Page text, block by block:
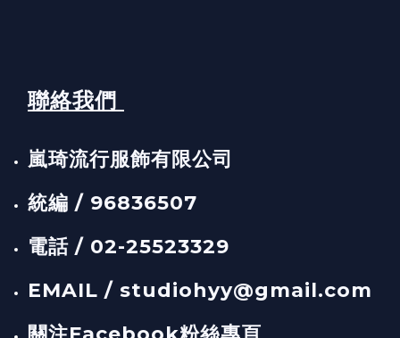
聯絡我們
嵐琦流行服飾有限公司
統編 / 96836507
電話 / 02-25523329
EMAIL / studiohyy@gmail.com